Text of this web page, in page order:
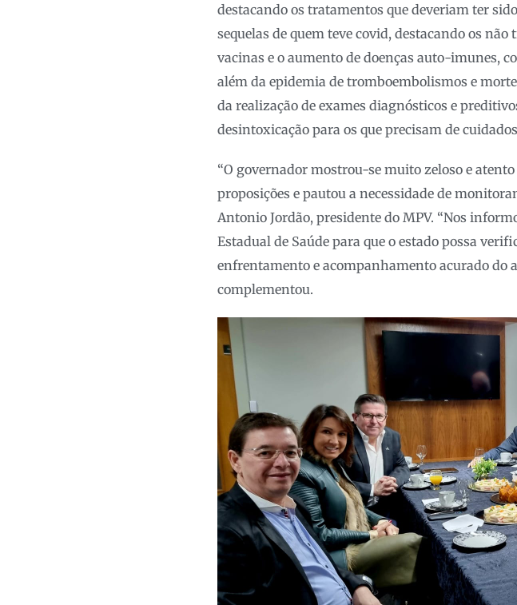
destacando os tratamentos que deveriam ter
sequelas de quem teve covid, destacando os
vacinas e o aumento de doenças auto-imunes,
além da epidemia de tromboembolismos e
da realização de exames diagnósticos e
desintoxicação para os que precisam de
“O governador mostrou-se muito zeloso e
proposições e pautou a necessidade de
Antonio Jordão, presidente do MPV. “Nos
Estadual de Saúde para que o estado possa
enfrentamento e acompanhamento acurado do
complementou.